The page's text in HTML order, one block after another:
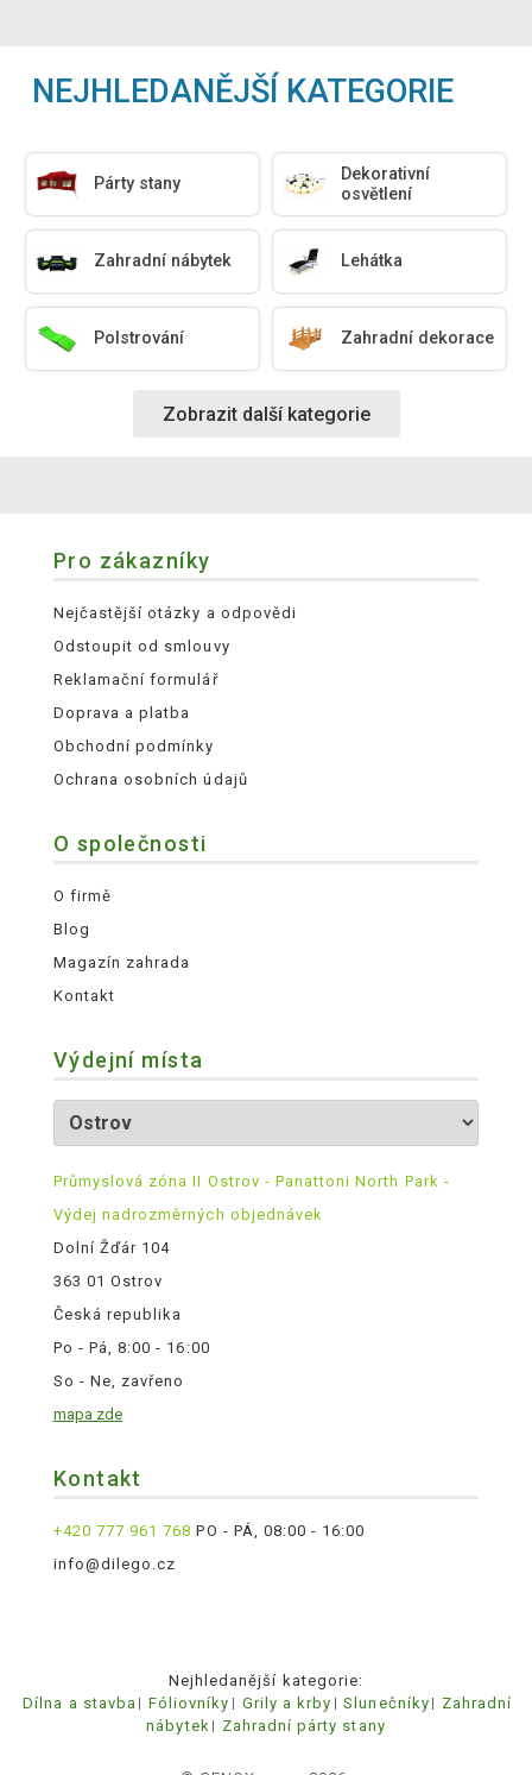
NEJHLEDANĚJŠÍ KATEGORIE
Párty stany
Dekorativní
osvětlení
Zahradní nábytek Lehátka
Polstrování Zahradní dekorace
Zobrazit další kategorie
Pro zákazníky
Nejčastější otázky a odpovědi
Odstoupit od smlouvy
Reklamační formulář
Doprava a platba
Obchodní podmínky
Ochrana osobních údajů
O společnosti
O firmě
Blog
Magazín zahrada
Kontakt
Výdejní místa
Průmyslová zóna II Ostrov - Panattoni North Park -
Výdej nadrozměrných objednávek
Dolní Žďár 104
363 01 Ostrov
Česká republika
Po - Pá, 8:00 - 16:00
So - Ne, zavřeno
mapa zde
Kontakt
+420 777 961 768 PO - PÁ, 08:00 - 16:00
info@dilego.cz
Nejhledanější kategorie:
Dílna a stavba
Fóliovníky Grily a krby Slunečníky
Zahradní
nábytek
Zahradní párty stany